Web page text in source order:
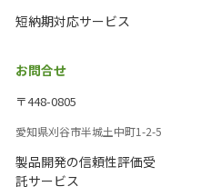
短納期対応サービス
お問合せ
〒448-0805
愛知県刈谷市半城土中町1-2-5
製品開発の信頼性評価受
託サービス